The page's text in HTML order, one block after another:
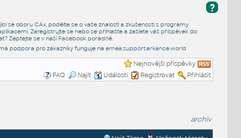
?
se oboru CAx, podělte se o vaše znalosti a zkušenosti s programy
Zaregistrujte se nebo se přihlašte a zašlete váš příspěvek do
Zeptejte se v naší Facebook poradně.
podpora pro zákazníky funguje na emea.support.arkance.world
Nejnovější příspěvky
FAQ
Najít Události Registrovat Přihlásit
archiv